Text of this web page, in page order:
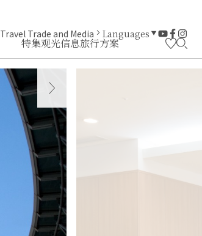
特集观光信息旅行方案
Travel Trade and Media Languages